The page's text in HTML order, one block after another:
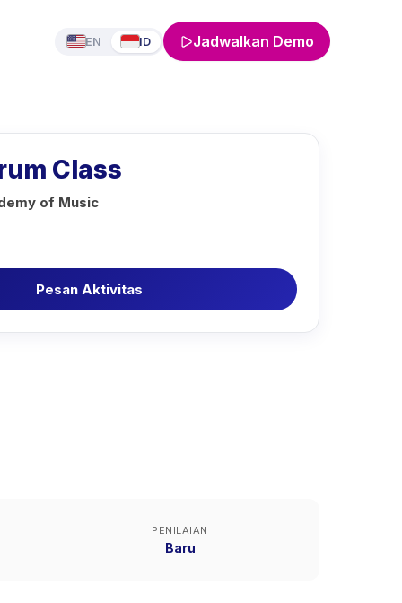
EN ID Jadwalkan Demo
Class
of Music
Pesan Aktivitas
PENILAIAN
Baru